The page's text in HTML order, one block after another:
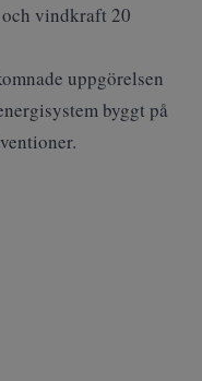
vindkraft 20
uppgörelsen
byggt på